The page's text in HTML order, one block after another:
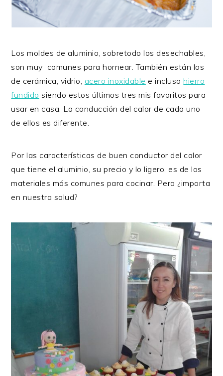
Los moldes de aluminio, sobretodo los desechables,
son muy comunes para hornear. También están los
de cerámica, vidrio, acero inoxidable e incluso hierro
fundido siendo estos últimos tres mis favoritos para
usar en casa. La conducción del calor de cada uno
de ellos es diferente.
Por las características de buen conductor del calor
que tiene el aluminio, su precio y lo ligero, es de los
materiales más comunes para cocinar. Pero ¿importa
en nuestra salud?